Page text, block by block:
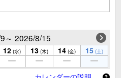
～ 2026/8/15
12 (水) 13 (木) 14 (金) 15 (土)